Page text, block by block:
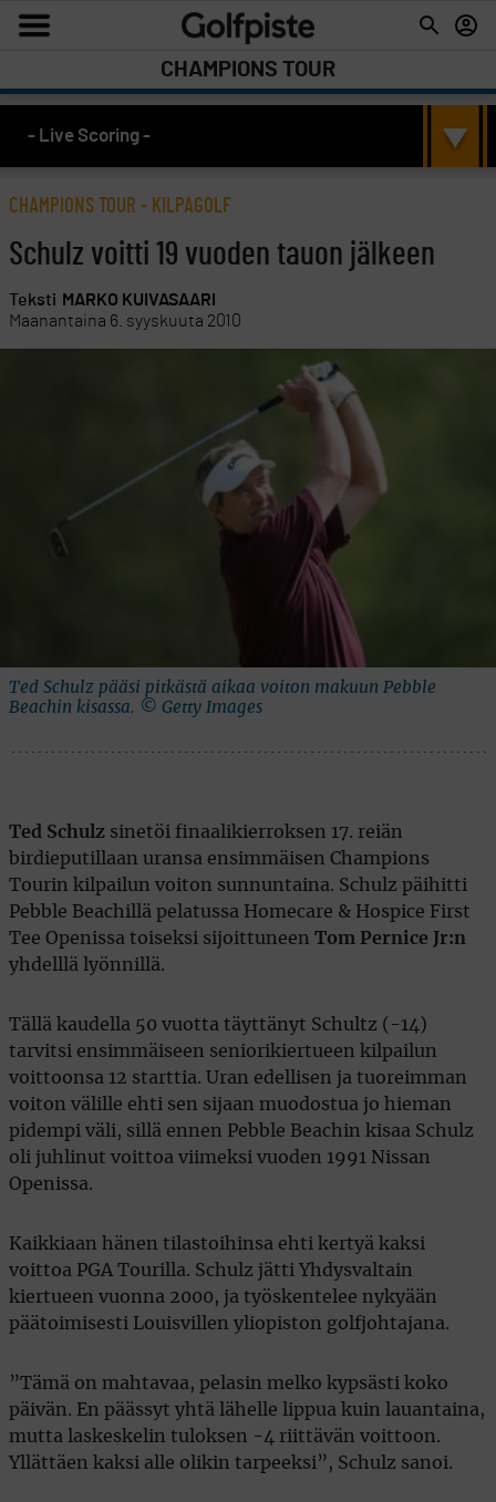
CHAMPIONS TOUR
- Live Scoring -
CHAMPIONS TOUR - KILPAGOLF
Schulz voitti 19 vuoden tauon jälkeen
Teksti MARKO KUIVASAARI
Maanantaina 6. syyskuuta 2010
Ted Schulz pääsi pitkästä aikaa voiton makuun Pebble
Beachin kisassa. © Getty Images
Ted Schulz sinetöi finaalikierroksen 17. reiän
birdieputillaan uransa ensimmäisen Champions
Tourin kilpailun voiton sunnuntaina. Schulz päihitti
Pebble Beachillä pelatussa Homecare & Hospice First
Tee Openissa toiseksi sijoittuneen Tom Pernice Jr:n
yhdelllä lyönnillä.
Tällä kaudella 50 vuotta täyttänyt Schultz (-14)
tarvitsi ensimmäiseen seniorikiertueen kilpailun
voittoonsa 12 starttia. Uran edellisen ja tuoreimman
voiton välille ehti sen sijaan muodostua jo hieman
pidempi väli, sillä ennen Pebble Beachin kisaa Schulz
oli juhlinut voittoa viimeksi vuoden 1991 Nissan
Openissa.
Kaikkiaan hänen tilastoihinsa ehti kertyä kaksi
voittoa PGA Tourilla. Schulz jätti Yhdysvaltain
kiertueen vuonna 2000, ja työskentelee nykyään
päätoimisesti Louisvillen yliopiston golfjohtajana.
”Tämä on mahtavaa, pelasin melko kypsästi koko
päivän. En päässyt yhtä lähelle lippua kuin lauantaina,
mutta laskeskelin tuloksen -4 riittävän voittoon.
Yllättäen kaksi alle olikin tarpeeksi”, Schulz sanoi.